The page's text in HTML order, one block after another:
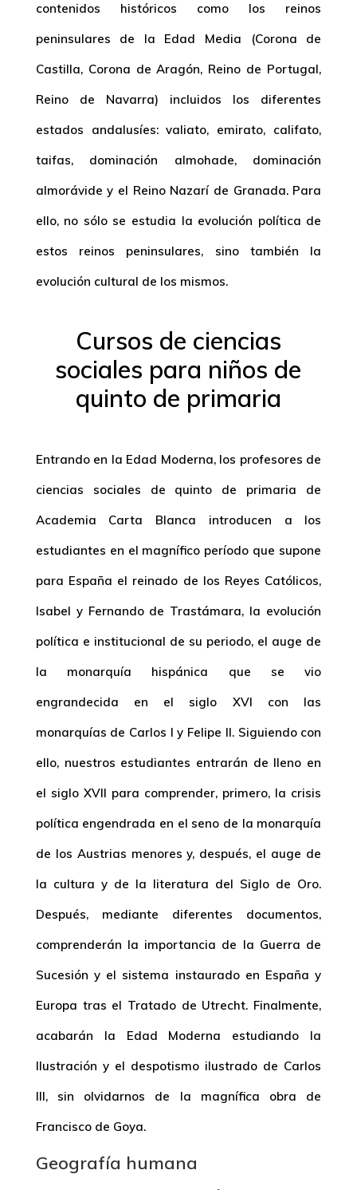
contenidos históricos como los reinos
peninsulares de la Edad Media (Corona de
Castilla, Corona de Aragón, Reino de Portugal,
Reino de Navarra) incluidos los diferentes
estados andalusíes: valiato, emirato, califato,
taifas, dominación almohade, dominación
almorávide y el Reino Nazarí de Granada. Para
ello, no sólo se estudia la evolución política de
estos reinos peninsulares, sino también la
evolución cultural de los mismos.
Cursos de ciencias
sociales para niños de
quinto de primaria
Entrando en la Edad Moderna, los profesores de
ciencias sociales de quinto de primaria de
Academia Carta Blanca introducen a los
estudiantes en el magnífico período que supone
para España el reinado de los Reyes Católicos,
Isabel y Fernando de Trastámara, la evolución
política e institucional de su periodo, el auge de
la monarquía hispánica que se vio
engrandecida en el siglo XVI con las
monarquías de Carlos I y Felipe II. Siguiendo con
ello, nuestros estudiantes entrarán de lleno en
el siglo XVII para comprender, primero, la crisis
política engendrada en el seno de la monarquía
de los Austrias menores y, después, el auge de
la cultura y de la literatura del Siglo de Oro.
Después, mediante diferentes documentos,
comprenderán la importancia de la Guerra de
Sucesión y el sistema instaurado en España y
Europa tras el Tratado de Utrecht. Finalmente,
acabarán la Edad Moderna estudiando la
Ilustración y el despotismo ilustrado de Carlos
III, sin olvidarnos de la magnífica obra de
Francisco de Goya.
Geografía humana